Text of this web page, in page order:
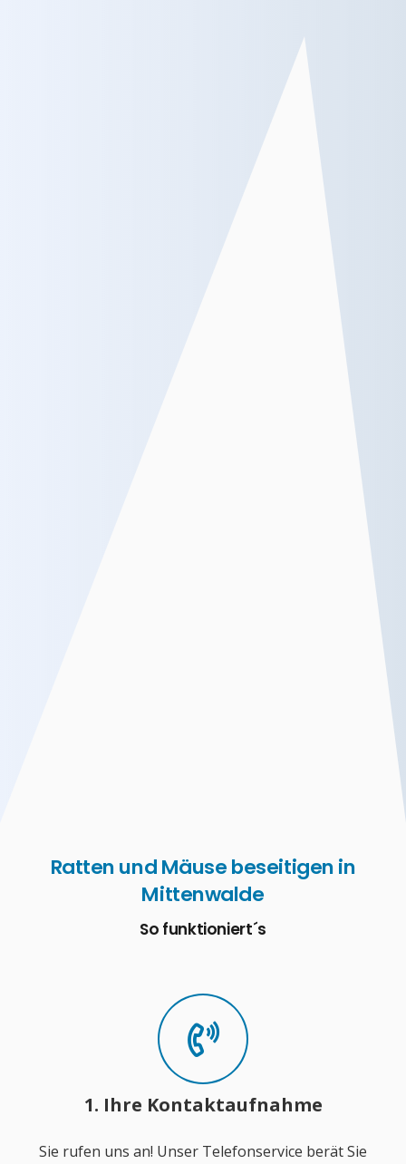
Ratten und Mäuse beseitigen in
Mittenwalde
So funktioniert´s
1. Ihre Kontaktaufnahme
Sie rufen uns an! Unser Telefonservice berät Sie